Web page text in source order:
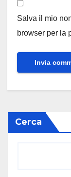
Salva il mio
browser per la
Cerca